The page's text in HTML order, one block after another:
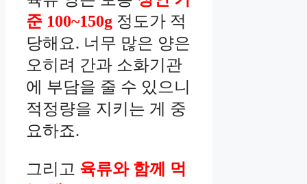
준 100~150g 정도가 적
당해요. 너무 많은 양은
오히려 간과 소화기관
에 부담을 줄 수 있으니
적정량을 지키는 게 중
요하죠.
그리고 육류와 함께 먹